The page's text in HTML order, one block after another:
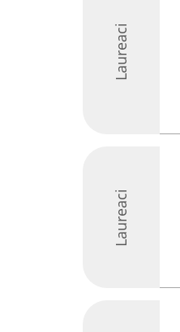
Laureaci
Laureaci